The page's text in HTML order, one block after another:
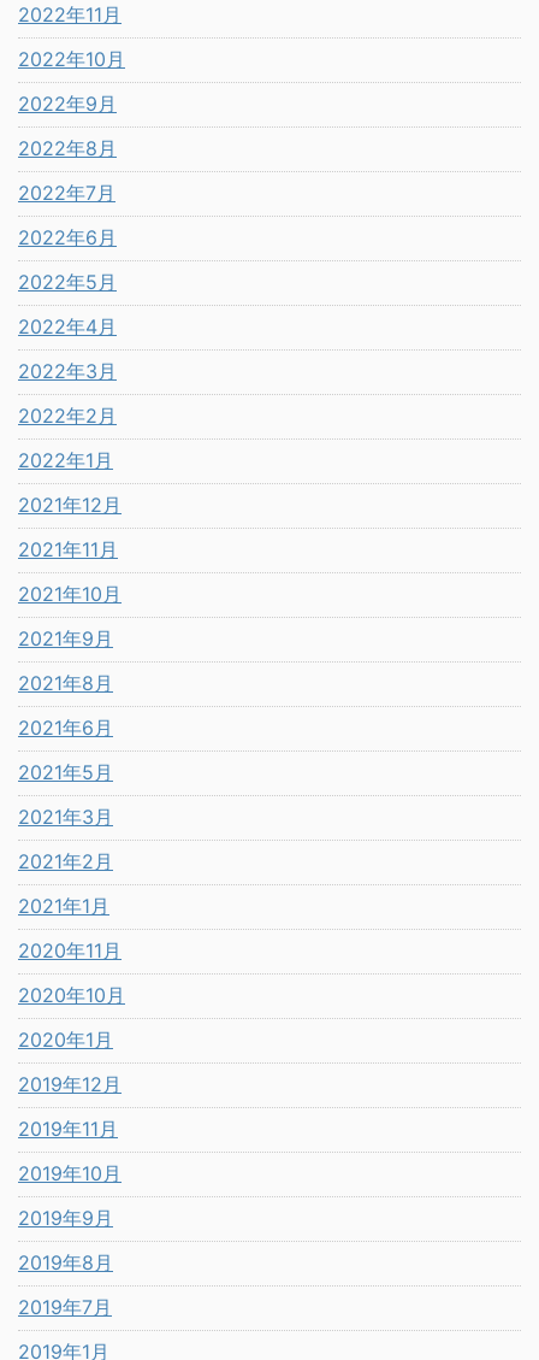
2022年11月
2022年10月
2022年9月
2022年8月
2022年7月
2022年6月
2022年5月
2022年4月
2022年3月
2022年2月
2022年1月
2021年12月
2021年11月
2021年10月
2021年9月
2021年8月
2021年6月
2021年5月
2021年3月
2021年2月
2021年1月
2020年11月
2020年10月
2020年1月
2019年12月
2019年11月
2019年10月
2019年9月
2019年8月
2019年7月
2019年1月